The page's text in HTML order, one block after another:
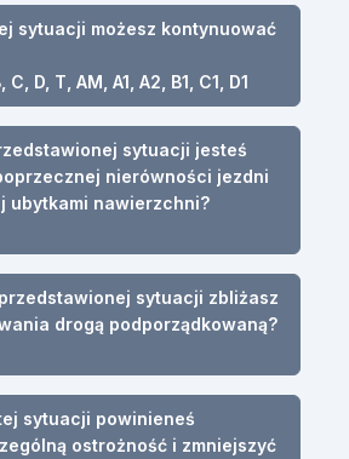
sytuacji możesz kontynuować
D, T, AM, A1, A2, B1, C1, D1
sytuacji jesteś
nierówności jezdni
ubytkami nawierzchni?
sytuacji zbliżasz
drogą podporządkowaną?
sytuacji powinieneś
ostrożność i zmniejszyć